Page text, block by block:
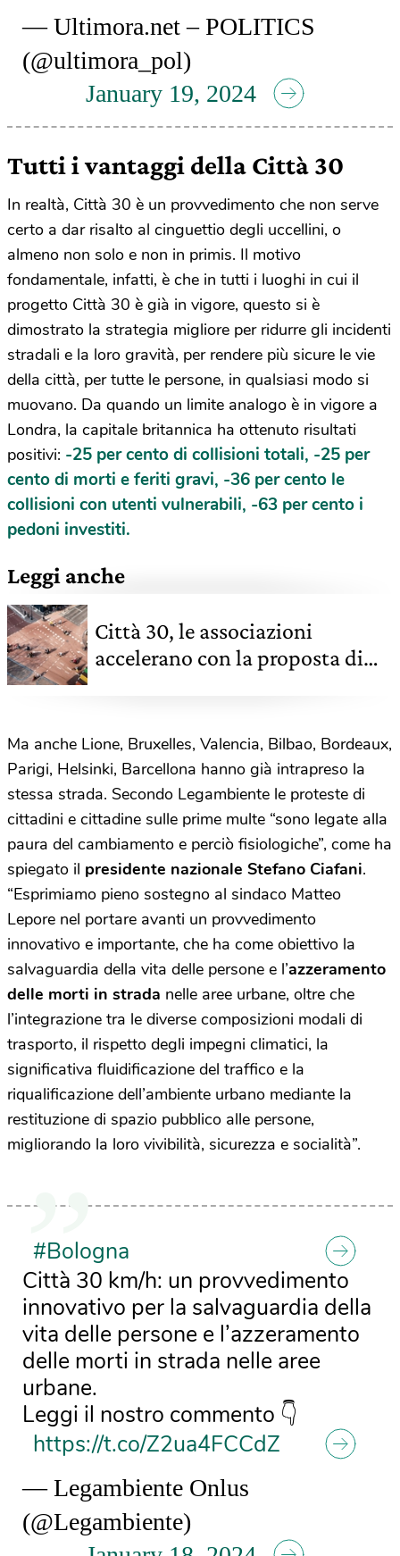
— Ultimora.net – POLITICS
(@ultimora_pol)
January 19, 2024
Tutti i vantaggi della Città 30
In realtà, Città 30 è un provvedimento che non serve
certo a dar risalto al cinguettio degli uccellini, o
almeno non solo e non in primis. Il motivo
fondamentale, infatti, è che in tutti i luoghi in cui il
progetto Città 30 è già in vigore, questo si è
dimostrato la strategia migliore per ridurre gli incidenti
stradali e la loro gravità, per rendere più sicure le vie
della città, per tutte le persone, in qualsiasi modo si
muovano. Da quando un limite analogo è in vigore a
Londra, la capitale britannica ha ottenuto risultati
positivi: -25 per cento di collisioni totali, -25 per
cento di morti e feriti gravi, -36 per cento le
collisioni con utenti vulnerabili, -63 per cento i
pedoni investiti.
Leggi anche
Città 30, le associazioni
accelerano con la proposta di
Ma anche Lione, Bruxelles, Valencia, Bilbao, Bordeaux,
Parigi, Helsinki, Barcellona hanno già intrapreso la
stessa strada. Secondo Legambiente le proteste di
cittadini e cittadine sulle prime multe “sono legate alla
paura del cambiamento e perciò fisiologiche”, come ha
spiegato il presidente nazionale Stefano Ciafani.
“Esprimiamo pieno sostegno al sindaco Matteo
Lepore nel portare avanti un provvedimento
innovativo e importante, che ha come obiettivo la
salvaguardia della vita delle persone e l’azzeramento
delle morti in strada nelle aree urbane, oltre che
l’integrazione tra le diverse composizioni modali di
trasporto, il rispetto degli impegni climatici, la
significativa fluidificazione del traffico e la
riqualificazione dell’ambiente urbano mediante la
restituzione di spazio pubblico alle persone,
migliorando la loro vivibilità, sicurezza e socialità”.
#Bologna
Città 30 km/h: un provvedimento
innovativo per la salvaguardia della
vita delle persone e l’azzeramento
delle morti in strada nelle aree
urbane.
Leggi il nostro commento 👇
https://t.co/Z2ua4FCCdZ
— Legambiente Onlus
(@Legambiente)